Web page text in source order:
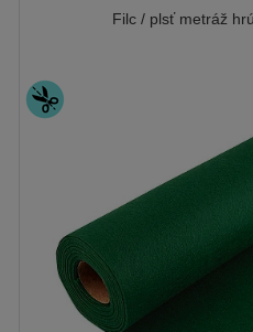
Filc / plsť metráž